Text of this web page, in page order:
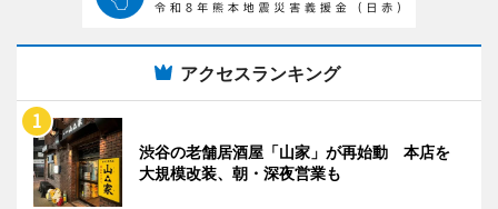
アクセスランキング
渋谷の老舗居酒屋「山家」が再始動 本店を
大規模改装、朝・深夜営業も